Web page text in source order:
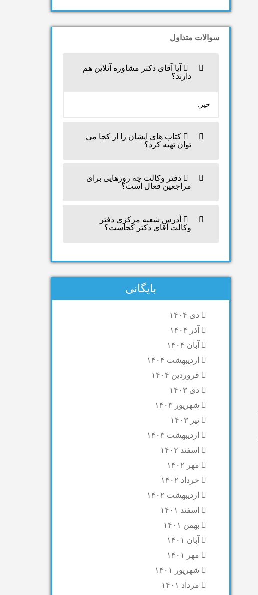
سوالات متداول
آیا آقای دکتر مشاوره آنلاین هم
دارند؟
خیر.
کتاب های ایشان را از کجا می
توان تهیه کرد؟
دفتر وکالت چه روزهایی برای
مراجعین فعال است؟
آدرس شعبه مرکزی دفتر
وکالت آقای دکتر کجاست؟
بایگانی
دی ۱۴۰۴
آذر ۱۴۰۴
آبان ۱۴۰۴
اردیبهشت ۱۴۰۴
فروردین ۱۴۰۴
دی ۱۴۰۳
شهریور ۱۴۰۳
تیر ۱۴۰۳
اردیبهشت ۱۴۰۳
اسفند ۱۴۰۲
مهر ۱۴۰۲
خرداد ۱۴۰۲
اردیبهشت ۱۴۰۲
اسفند ۱۴۰۱
بهمن ۱۴۰۱
آبان ۱۴۰۱
مهر ۱۴۰۱
شهریور ۱۴۰۱
مرداد ۱۴۰۱